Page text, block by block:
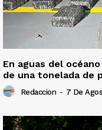
En aguas del
de una tonelada de
Redaccion - 7 De